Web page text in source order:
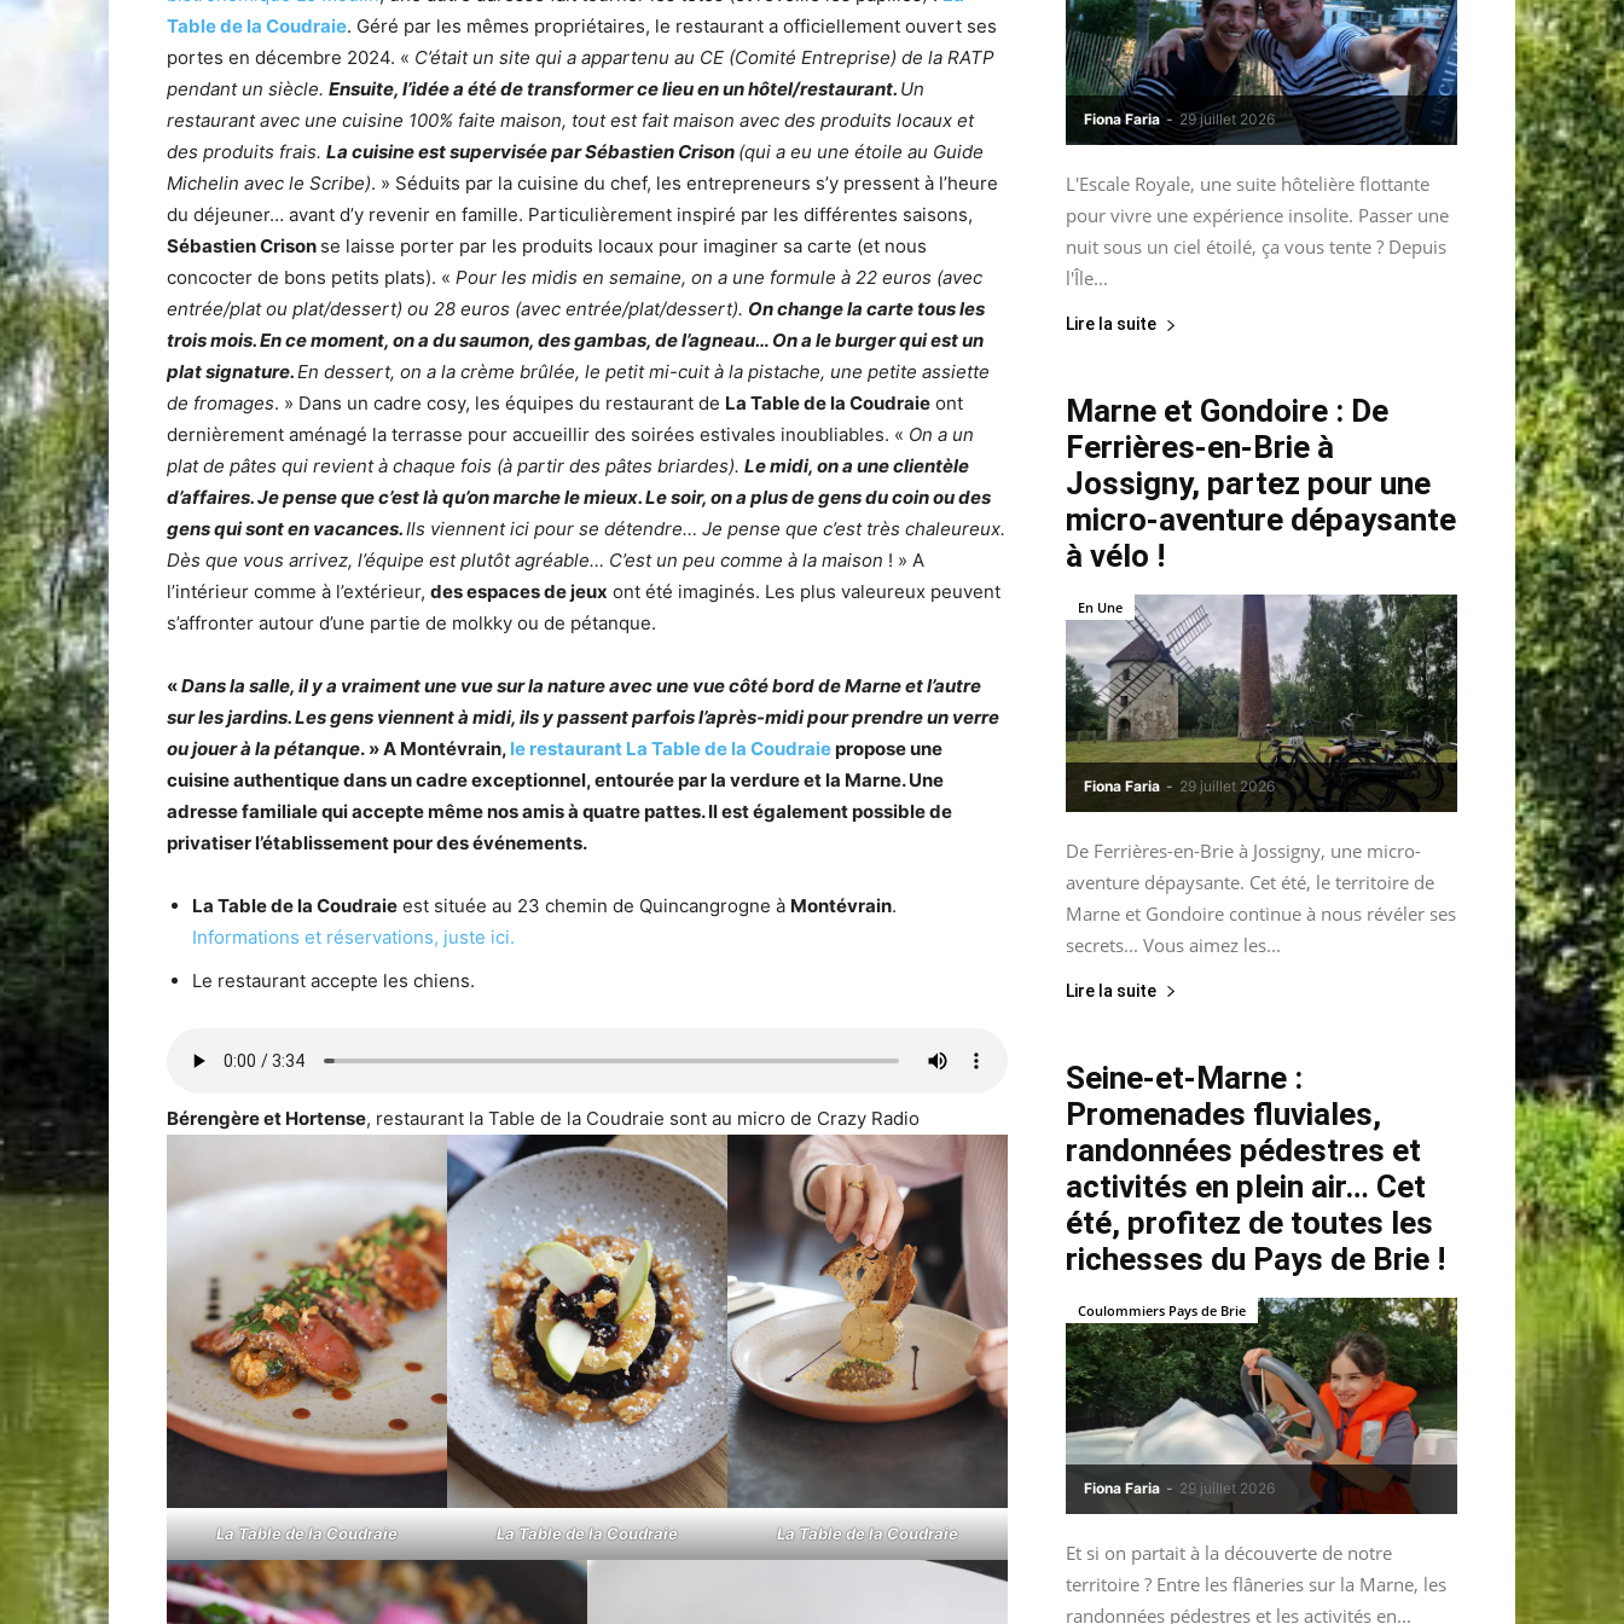
Table de la Coudraie. Géré par les mêmes propriétaires, le restaurant a officiellement ouvert ses
portes en décembre 2024. « C’était un site qui a appartenu au CE (Comité Entreprise) de la RATP
pendant un siècle. Ensuite, l’idée a été de transformer ce lieu en un hôtel/restaurant. Un
restaurant avec une cuisine 100% faite maison, tout est fait maison avec des produits locaux et
des produits frais. La cuisine est supervisée par Sébastien Crison (qui a eu une étoile au Guide
Michelin avec le Scribe). » Séduits par la cuisine du chef, les entrepreneurs s’y pressent à l’heure
du déjeuner… avant d’y revenir en famille. Particulièrement inspiré par les différentes saisons,
Sébastien Crison se laisse porter par les produits locaux pour imaginer sa carte (et nous
concocter de bons petits plats). « Pour les midis en semaine, on a une formule à 22 euros (avec
entrée/plat ou plat/dessert) ou 28 euros (avec entrée/plat/dessert). On change la carte tous les
trois mois. En ce moment, on a du saumon, des gambas, de l’agneau… On a le burger qui est un
plat signature.En dessert, on a la crème brûlée, le petit mi-cuit à la pistache, une petite assiette
de fromages. » Dans un cadre cosy, les équipes du restaurant de La Table de la Coudraie ont
dernièrement aménagé la terrasse pour accueillir des soirées estivales inoubliables. « On a un
plat de pâtes qui revient à chaque fois (à partir des pâtes briardes). Le midi, on a une clientèle
d’affaires. Je pense que c’est là qu’on marche le mieux. Le soir, on a plus de gens du coin ou des
gens qui sont en vacances.Ils viennent ici pour se détendre… Je pense que c’est très chaleureux.
Dès que vous arrivez, l’équipe est plutôt agréable… C’est un peu comme à la maison ! » A
l’intérieur comme à l’extérieur, des espaces de jeux ont été imaginés. Les plus valeureux peuvent
s’affronter autour d’une partie de molkky ou de pétanque.
«Dans la salle, il y a vraiment une vue sur la nature avec une vue côté bord de Marne et l’autre
sur les jardins. Les gens viennent à midi, ils y passent parfois l’après-midi pour prendre un verre
ou jouer à la pétanque. » A Montévrain, le restaurant La Table de la Coudraiepropose une
cuisine authentique dans un cadre exceptionnel, entourée par la verdure et la Marne. Une
adresse familiale qui accepte même nos amis à quatre pattes. Il est également possible de
privatiser l’établissement pour des événements.
La Table de la Coudraie est située au 23 chemin de Quincangrogne à Montévrain.
Informations et réservations, juste ici.
Le restaurant accepte les chiens.
Bérengère et Hortense, restaurant la Table de la Coudraie sont au micro de Crazy Radio
La Table de la Coudraie La Table de la Coudraie La Table de la Coudraie
Fiona Faria - 29 juillet 2026
L'Escale Royale, une suite hôtelière flottante
pour vivre une expérience insolite. Passer une
nuit sous un ciel étoilé, ça vous tente ? Depuis
l'Île...
Lire la suite
Marne et Gondoire : De
Ferrières-en-Brie à
Jossigny, partez pour une
micro-aventure dépaysante
à vélo !
Fiona Faria - 29 juillet 2026
En Une
De Ferrières-en-Brie à Jossigny, une micro-
aventure dépaysante. Cet été, le territoire de
Marne et Gondoire continue à nous révéler ses
secrets... Vous aimez les...
Lire la suite
Seine-et-Marne :
Promenades fluviales,
randonnées pédestres et
activités en plein air… Cet
été, profitez de toutes les
richesses du Pays de Brie !
Fiona Faria - 29 juillet 2026
Coulommiers Pays de Brie
Et si on partait à la découverte de notre
territoire ? Entre les flâneries sur la Marne, les
randonnées pédestres et les activités en...